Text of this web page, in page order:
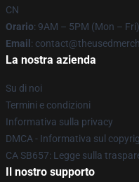
CN
Orario: 9AM – 5PM (Mon – Fri)
Email :
La nostra azienda
Su di noi
Termini e condizioni
Informativa sulla privacy
DMCA - Informativa sul
CA SB657: Legge sulla
Il nostro supporto